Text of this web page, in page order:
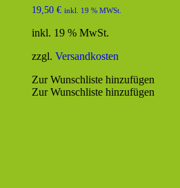
19,50 € inkl. 19 % MWSt.
inkl. 19 % MwSt.
zzgl. Versandkosten
Zur Wunschliste hinzufügen
Zur Wunschliste hinzufügen